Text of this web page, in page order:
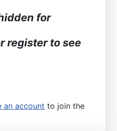
for
register to see
an account to join the